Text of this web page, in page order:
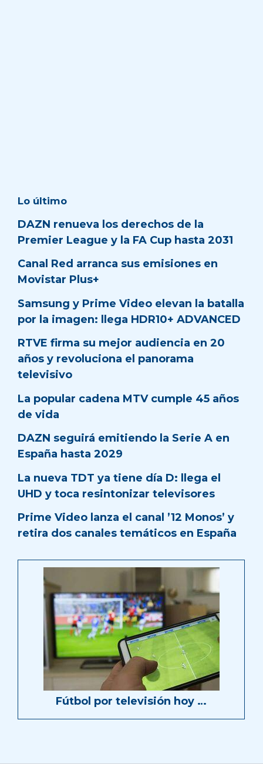
Lo último
DAZN renueva los derechos de la
Premier League y la FA Cup hasta 2031
Canal Red arranca sus emisiones en
Movistar Plus+
Samsung y Prime Video elevan la batalla
por la imagen: llega HDR10+ ADVANCED
RTVE firma su mejor audiencia en 20
años y revoluciona el panorama
televisivo
La popular cadena MTV cumple 45 años
de vida
DAZN seguirá emitiendo la Serie A en
España hasta 2029
La nueva TDT ya tiene día D: llega el
UHD y toca resintonizar televisores
Prime Video lanza el canal ’12 Monos’ y
retira dos canales temáticos en España
Fútbol por televisión hoy …